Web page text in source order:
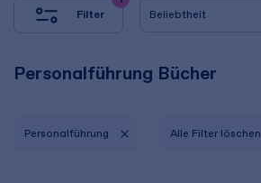
Filter
Personalführung Bücher
Personalführung Alle Filter löschen